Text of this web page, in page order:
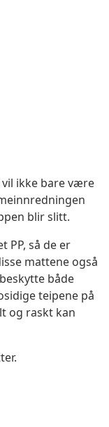
ikke bare være
blir slitt.
PP, så de er
mattene også
både
teipene på
og raskt kan